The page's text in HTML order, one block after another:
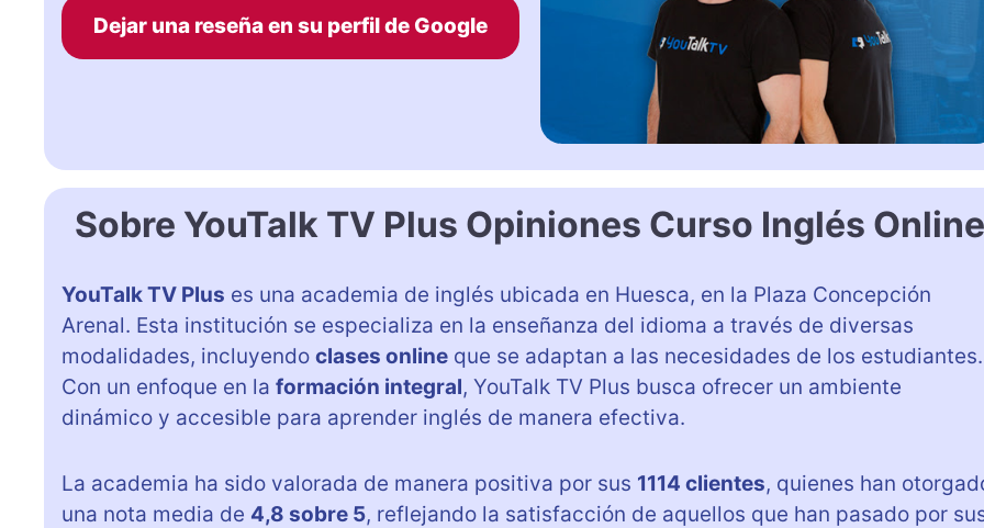
Dejar una reseña en su perfil de Google
Sobre YouTalk TV Plus Opiniones Curso Inglés Online
YouTalk TV Plus es una academia de inglés ubicada en Huesca, en la Plaza Concepción
Arenal. Esta institución se especializa en la enseñanza del idioma a través de diversas
modalidades, incluyendo clases online que se adaptan a las necesidades de los estudiantes.
Con un enfoque en la formación integral, YouTalk TV Plus busca ofrecer un ambiente
dinámico y accesible para aprender inglés de manera efectiva.
La academia ha sido valorada de manera positiva por sus 1114 clientes, quienes han
una nota media de 4,8 sobre 5, reflejando la satisfacción de aquellos que han pasado por